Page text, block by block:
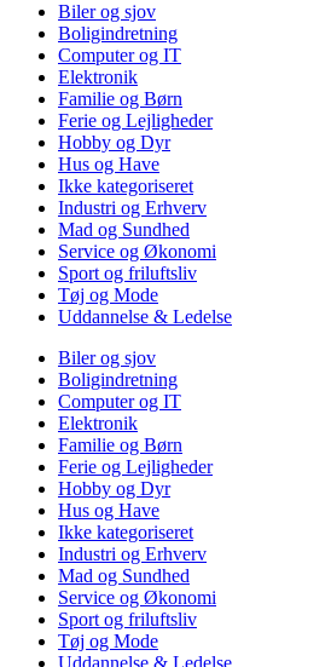
Biler og sjov
Boligindretning
Computer og IT
Elektronik
Familie og Børn
Ferie og Lejligheder
Hobby og Dyr
Hus og Have
Ikke kategoriseret
Industri og Erhverv
Mad og Sundhed
Service og Økonomi
Sport og friluftsliv
Tøj og Mode
Uddannelse & Ledelse
Biler og sjov
Boligindretning
Computer og IT
Elektronik
Familie og Børn
Ferie og Lejligheder
Hobby og Dyr
Hus og Have
Ikke kategoriseret
Industri og Erhverv
Mad og Sundhed
Service og Økonomi
Sport og friluftsliv
Tøj og Mode
Uddannelse & Ledelse